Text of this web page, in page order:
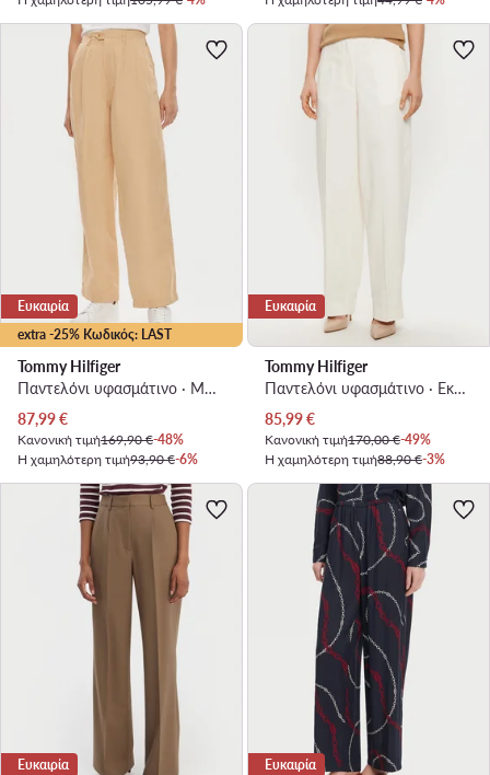
extra -25% Κωδικός: LAST
Ευκαιρία
Tommy Hilfiger
Παντελόνι υφασμάτινο · Μπεζ · Relaxed Fit
Τρέχουσα τιμή
87,99€
Κανονική τιμή169,90 €-48%
Η χαμηλότερη τιμή93,90 €-6%
Ευκαιρία
Tommy Hilfiger
Παντελόνι υφασμάτινο · Εκρού · Regular Fit
Τρέχουσα τιμή
85,99€
Κανονική τιμή170,00 €-49%
Η χαμηλότερη τιμή88,90 €-3%
Ευκαιρία Ευκαιρία